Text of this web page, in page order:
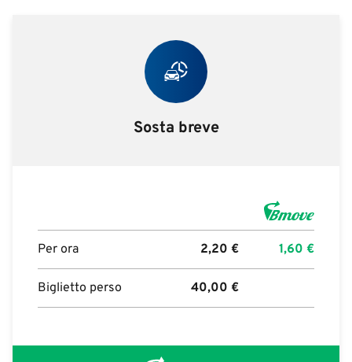
Sosta breve
Per ora 2,20 € 1,60 €
Biglietto perso 40,00 €